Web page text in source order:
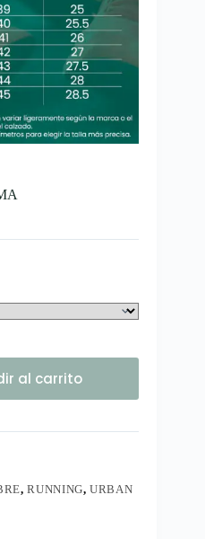
al carrito
,RUNNING,URBAN